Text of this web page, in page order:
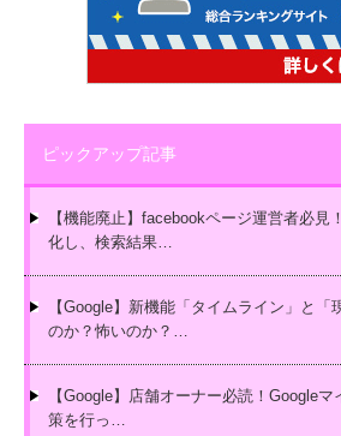
ピックアップ記事
【機能廃止】facebookページ運営者必見
化し、検索結果…
【Google】新機能「タイムライン」と
のか？怖いのか？…
【Google】店舗オーナー必読！Google
策を行っ…